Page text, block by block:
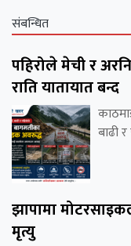
संबन्धित
पहिरोले मेची र
राति यातायात बन्द
बाढी
झापामा
मृत्यु